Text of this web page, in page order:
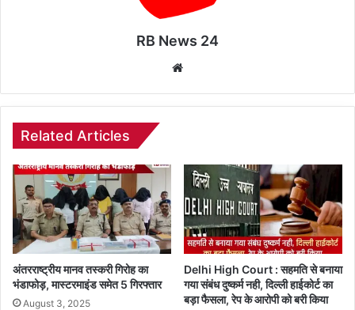
RB News 24
Related Articles
अंतरराष्ट्रीय मानव तस्करी गिरोह का
भंडाफोड़, मास्टरमाइंड समेत 5 गिरफ्तार
August 3, 2025
Delhi High Court : सहमति से बनाया
गया संबंध दुष्कर्म नही, दिल्ली हाईकोर्ट का
बड़ा फैसला, रेप के आरोपी को बरी किया